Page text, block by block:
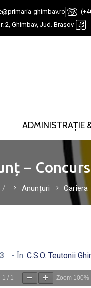
ghimbav.ro
2, Ghimbav, Jud. Brașov
ADMINISTRAȚIE
–
Anunțuri Cariera
- În C.S.O. Teutonii
1 / 1 Zoom 100%